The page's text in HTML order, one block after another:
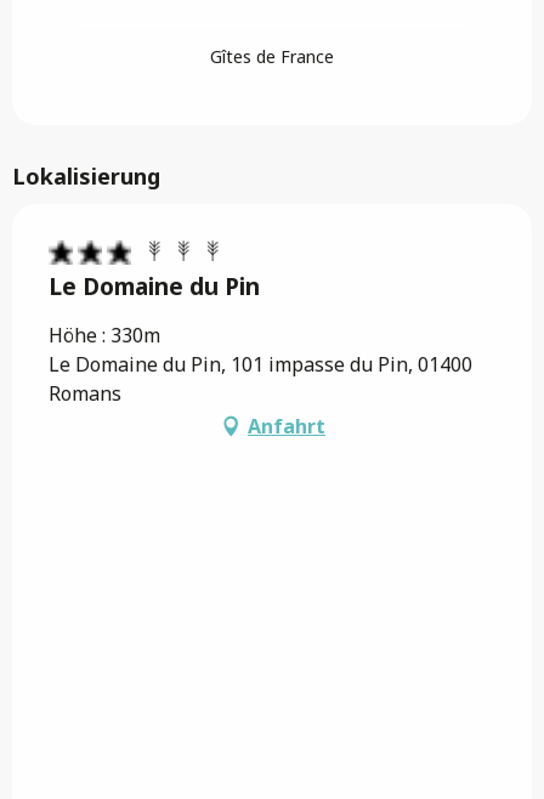
Gîtes de France
Lokalisierung
Le Domaine du Pin
Höhe : 330m
Le Domaine du Pin, 101 impasse du Pin, 01400
Romans
Anfahrt